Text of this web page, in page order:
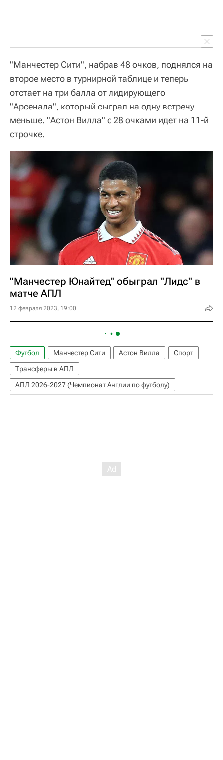
"Манчестер Сити", набрав 48 очков, поднялся на
второе место в турнирной таблице и теперь
отстает на три балла от лидирующего
"Арсенала", который сыграл на одну встречу
меньше. "Астон Вилла" с 28 очками идет на 11-й
строчке.
"Манчестер Юнайтед" обыграл "Лидс" в
матче АПЛ
12 февраля 2023, 19:00
Футбол Манчестер Сити Астон Вилла
Спорт
Трансферы в АПЛ
АПЛ 2026-2027 (Чемпионат Англии по футболу)